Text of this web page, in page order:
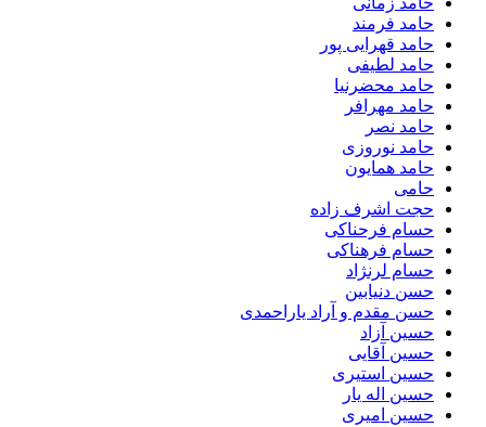
حامد فرمند
حامد قهرایی پور
حامد لطیفی
حامد محضرنیا
حامد مهرافر
حامد نصر
حامد نوروزی
حامد همایون
حامی
حجت اشرف زاده
حسام فرحناکی
حسام فرهناکی
حسام لرنژاد
حسن دنیابین
حسن مقدم و آراد یاراحمدی
حسین آزاد
حسین آقایی
حسین استیری
حسین اله یار
حسین امیری